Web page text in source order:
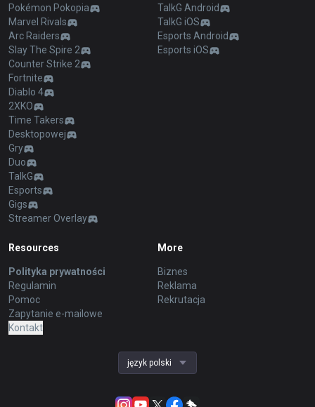
Pokémon Pokopia
Marvel Rivals
Arc Raiders
Slay The Spire 2
Counter Strike 2
Fortnite
Diablo 4
2XKO
Time Takers
Desktopowej
Gry
Duo
TalkG
Esports
Gigs
Streamer Overlay
TalkG Android
TalkG iOS
Esports Android
Esports iOS
Resources
Polityka prywatności
Regulamin
Pomoc
Zapytanie e-mailowe
Kontakt
More
Biznes
Reklama
Rekrutacja
język polski